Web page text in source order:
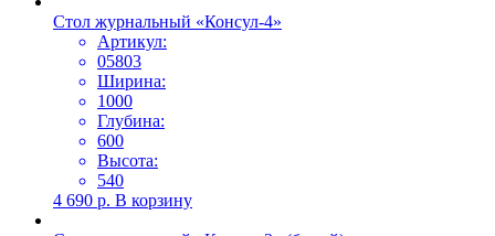
Стол журнальный «Консул-4»
Артикул:
05803
Ширина:
1000
Глубина:
600
Высота:
540
4 690 р. В корзину